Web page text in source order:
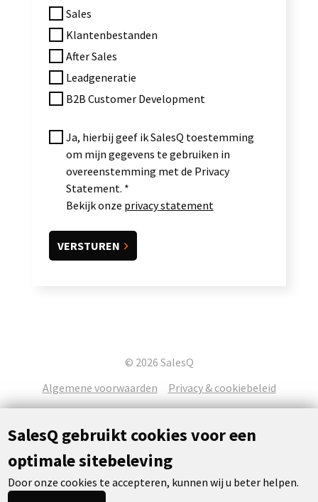
Sales
Klantenbestanden
After Sales
Leadgeneratie
B2B Customer Development
Ja, hierbij geef ik SalesQ toestemming
om mijn gegevens te gebruiken in
overeenstemming met de Privacy
Statement.
Bekijk onze privacy statement
© 2026 SalesQ
Algemene voorwaarden
Privacy & cookiebeleid
Concept & realisatie:
SalesQ gebruikt cookies voor een
optimale sitebeleving
Door onze cookies te accepteren, kunnen wij u beter helpen.